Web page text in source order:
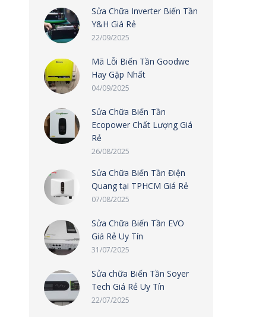
Sửa Chữa Inverter Biến Tần
Y&H Giá Rẻ
22/09/2025
Mã Lỗi Biến Tần Goodwe
Hay Gặp Nhất
04/09/2025
Sửa Chữa Biến Tần
Ecopower Chất Lượng Giá
Rẻ
26/08/2025
Sửa Chữa Biến Tần Điện
Quang tại TPHCM Giá Rẻ
07/08/2025
Sửa Chữa Biến Tần EVO
Giá Rẻ Uy Tín
31/07/2025
Sửa chữa Biến Tần Soyer
Tech Giá Rẻ Uy Tín
22/07/2025